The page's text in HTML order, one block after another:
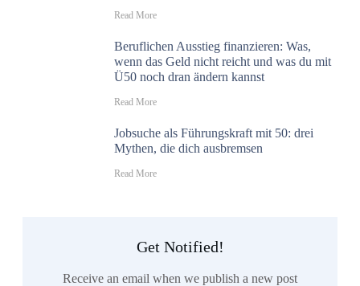
​Read More
Beruflichen Ausstieg finanzieren: Was,
wenn das Geld nicht reicht und was du mit
Ü50 noch dran ändern kannst
​Read More
Jobsuche als Führungskraft mit 50: drei
Mythen, die dich ausbremsen
​Read More
Get Notified!
Receive an email when we publish a new post